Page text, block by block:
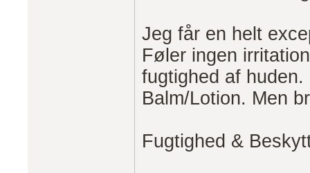
Jeg får en helt
Føler ingen
fugtighed af
Balm/Lotion. Men
Fugtighed &